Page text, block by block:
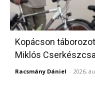
Kopácson
Miklós
Racsmány Dániel - 2026,